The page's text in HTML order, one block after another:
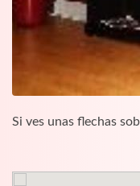
Si ves unas flechas